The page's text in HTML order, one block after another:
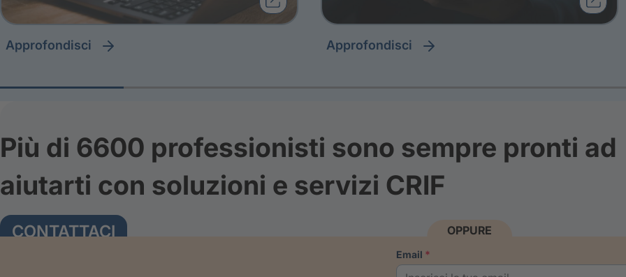
approfondisci approfondisci
Più di 6600 professionisti sono sempre pronti ad
aiutarti con soluzioni e servizi CRIF
CONTATTACI OPPURE
email